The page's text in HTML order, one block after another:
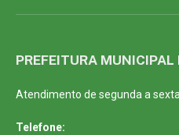
PREFEITURA MUNICIPAL
Atendimento de segunda a
Telefone: